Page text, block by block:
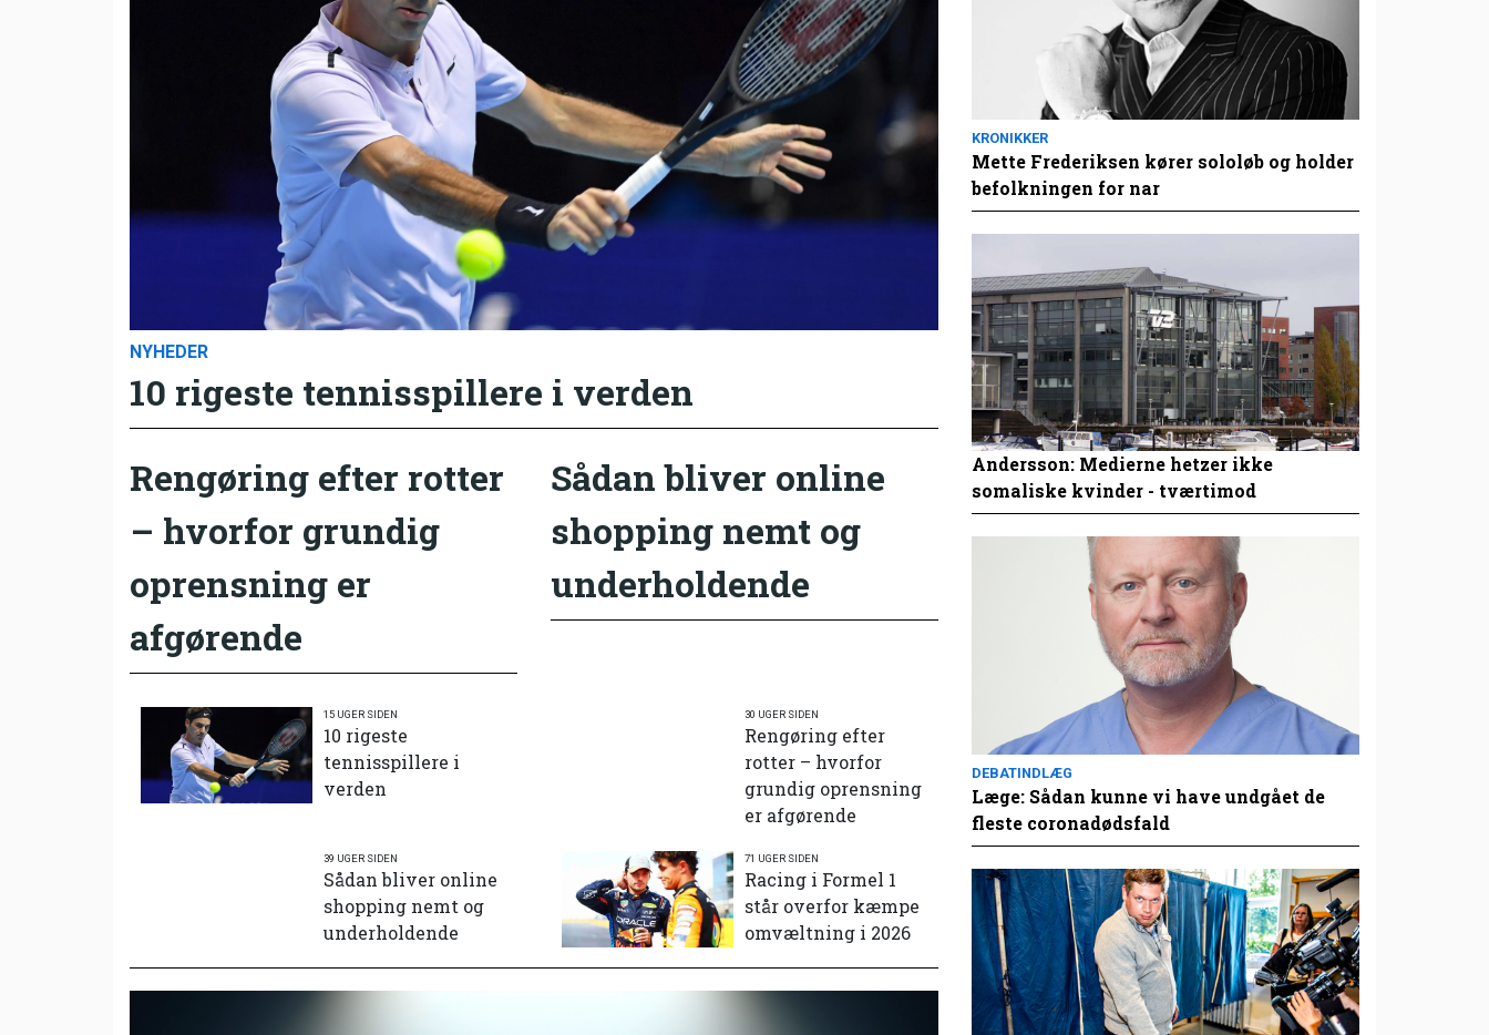
NYHEDER
10 rigeste tennisspillere i verden
Rengøring efter rotter
– hvorfor grundig
oprensning er
afgørende
Sådan bliver online
shopping nemt og
underholdende
15 UGER SIDEN
10 rigeste
tennisspillere i
verden
30 UGER SIDEN
Rengøring efter
rotter – hvorfor
grundig oprensning
er afgørende
39 UGER SIDEN
Sådan bliver online
shopping nemt og
underholdende
71 UGER SIDEN
Racing i Formel 1
står overfor kæmpe
omvæltning i 2026
KRONIKKER
Mette Frederiksen kører sololøb og holder
befolkningen for nar
Andersson: Medierne hetzer ikke
somaliske kvinder - tværtimod
DEBATINDLÆG
Læge: Sådan kunne vi have undgået de
fleste coronadødsfald